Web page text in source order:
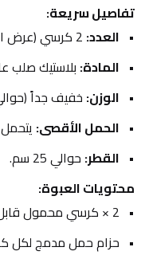
تفاصيل سريعة:
العدد:
المادة: بلاستيك صلب
الوزن: خفيف جداً (حوالي 1 كغم
الحمل الأقصى: يتحمل لغاية
القطر: حوالي 25 سم.
محتويات العبوة:
2 × كرسي محمول قابل للطي.
حزام حمل مدمج لكل